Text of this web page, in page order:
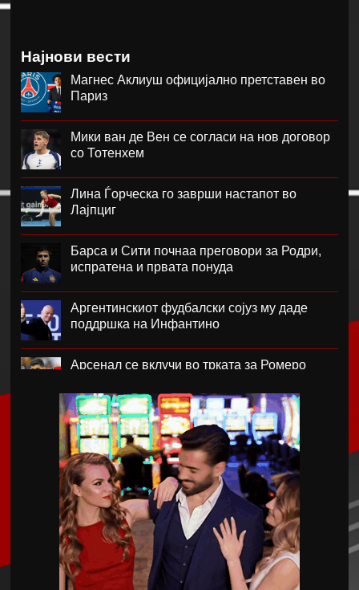
Најнови вести
Магнес Аклиуш официјално претставен во
Париз
Мики ван де Вен се согласи на нов договор
со Тотенхем
Лина Ѓорческа го заврши настапот во
Лајпциг
Барса и Сити почнаа преговори за Родри,
испратена и првата понуда
Аргентинскиот фудбалски сојуз му даде
поддршка на Инфантино
Арсенал се вклучи во трката за Ромеро
ПСЖ го купи најдобриот фудбалер на
Монако
Крстевски го замени МЗТ Скопје со
Куманово
Силверстоун се враќа во календарот на
Мото ГП шампионатот